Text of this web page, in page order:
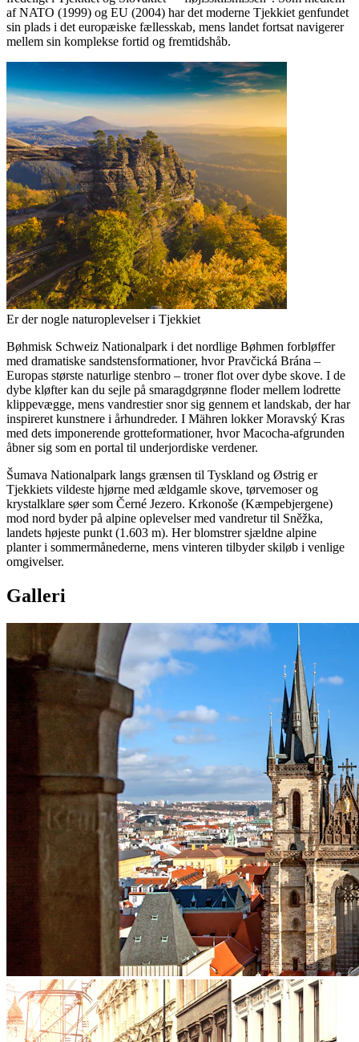
af NATO (1999) og EU (2004) har det moderne Tjekkiet genfundet
sin plads i det europæiske fællesskab, mens landet fortsat navigerer
mellem sin komplekse fortid og fremtidshåb.
Er der nogle naturoplevelser i Tjekkiet
Bøhmisk Schweiz Nationalpark i det nordlige Bøhmen forbløffer
med dramatiske sandstensformationer, hvor Pravčická Brána –
Europas største naturlige stenbro – troner flot over dybe skove. I de
dybe kløfter kan du sejle på smaragdgrønne floder mellem lodrette
klippevægge, mens vandrestier snor sig gennem et landskab, der har
inspireret kunstnere i århundreder. I Mähren lokker Moravský Kras
med dets imponerende grotteformationer, hvor Macocha-afgrunden
åbner sig som en portal til underjordiske verdener.
Šumava Nationalpark langs grænsen til Tyskland og Østrig er
Tjekkiets vildeste hjørne med ældgamle skove, tørvemoser og
krystalklare søer som Černé Jezero. Krkonoše (Kæmpebjergene)
mod nord byder på alpine oplevelser med vandretur til Sněžka,
landets højeste punkt (1.603 m). Her blomstrer sjældne alpine
planter i sommermånederne, mens vinteren tilbyder skiløb i venlige
omgivelser.
Galleri